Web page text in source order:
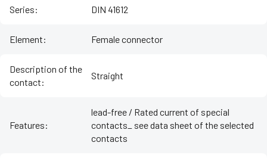
Series: DIN 41612
Element: Female connector
Description of the
contact:
Straight
Features:
lead-free / Rated current of special
contacts_ see data sheet of the selected
contacts